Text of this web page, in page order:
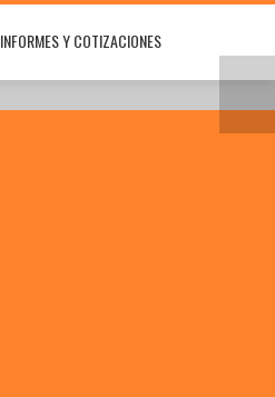
INFORMES Y COTIZACIONES